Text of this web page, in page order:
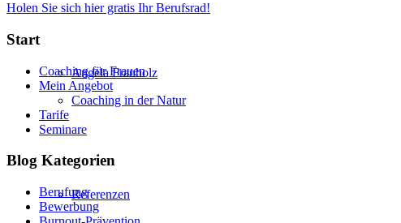
Angela Frauholz
Referenzen
Holen Sie sich hier gratis Ihr Berufsrad!
Start
Coaching für Frauen
Mein Angebot
Coaching in der Natur
Tarife
Seminare
Blog Kategorien
Berufung
Bewerbung